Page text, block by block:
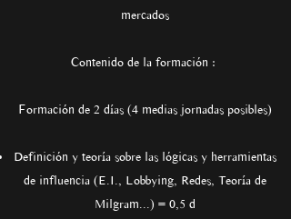
mercados
Contenido de la formación :
Formación de 2 días (4 medias jornadas posibles)
Definición y teoría sobre las lógicas y herramientas
de influencia (E.I., Lobbying, Redes, Teoría de
Milgram...) = 0,5 d